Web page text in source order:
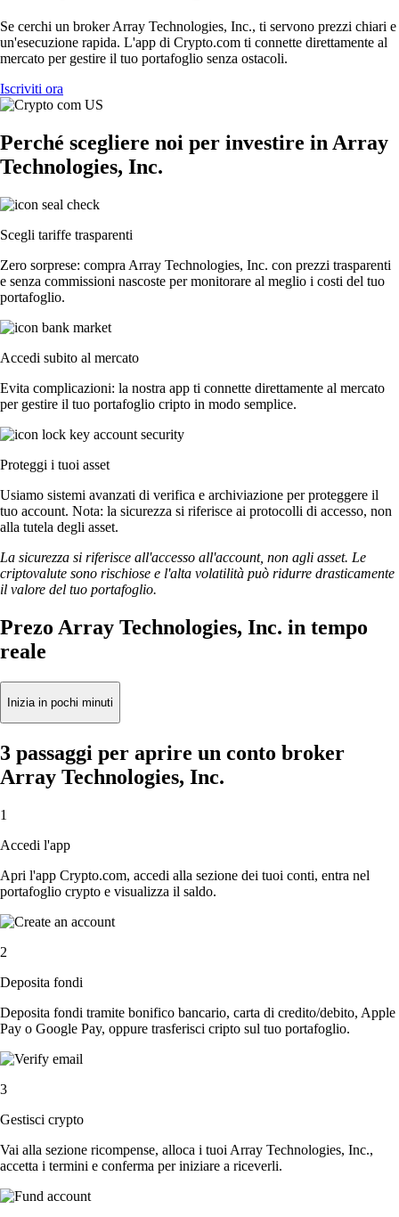
Se cerchi un broker Array Technologies, Inc., ti servono prezzi chiari e
un'esecuzione rapida. L'app di Crypto.com ti connette direttamente al
mercato per gestire il tuo portafoglio senza ostacoli.
Iscriviti ora
Perché scegliere noi per investire in Array
Technologies, Inc.
Scegli tariffe trasparenti
Zero sorprese: compra Array Technologies, Inc. con prezzi trasparenti
e senza commissioni nascoste per monitorare al meglio i costi del tuo
portafoglio.
Accedi subito al mercato
Evita complicazioni: la nostra app ti connette direttamente al mercato
per gestire il tuo portafoglio cripto in modo semplice.
Proteggi i tuoi asset
Usiamo sistemi avanzati di verifica e archiviazione per proteggere il
tuo account. Nota: la sicurezza si riferisce ai protocolli di accesso, non
alla tutela degli asset.
La sicurezza si riferisce all'accesso all'account, non agli asset. Le
criptovalute sono rischiose e l'alta volatilità può ridurre drasticamente
il valore del tuo portafoglio.
Prezo Array Technologies, Inc. in tempo
reale
Inizia in pochi minuti
3 passaggi per aprire un conto broker
Array Technologies, Inc.
1
Accedi l'app
Apri l'app Crypto.com, accedi alla sezione dei tuoi conti, entra nel
portafoglio crypto e visualizza il saldo.
2
Deposita fondi
Deposita fondi tramite bonifico bancario, carta di credito/debito, Apple
Pay o Google Pay, oppure trasferisci cripto sul tuo portafoglio.
3
Gestisci crypto
Vai alla sezione ricompense, alloca i tuoi Array Technologies, Inc.,
accetta i termini e conferma per iniziare a riceverli.